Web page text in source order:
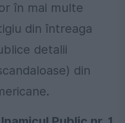
în mai multe
din întreaga
detalii
din